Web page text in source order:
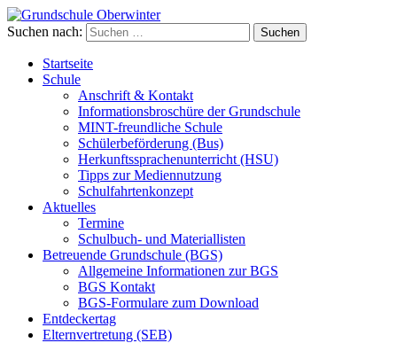
Grundschule Oberwinter
Suchen nach:
Startseite
Schule
Anschrift & Kontakt
Informationsbroschüre der Grundschule
MINT-freundliche Schule
Schülerbeförderung (Bus)
Herkunftssprachenunterricht (HSU)
Tipps zur Mediennutzung
Schulfahrtenkonzept
Aktuelles
Termine
Schulbuch- und Materiallisten
Betreuende Grundschule (BGS)
Allgemeine Informationen zur BGS
BGS Kontakt
BGS-Formulare zum Download
Entdeckertag
Elternvertretung (SEB)